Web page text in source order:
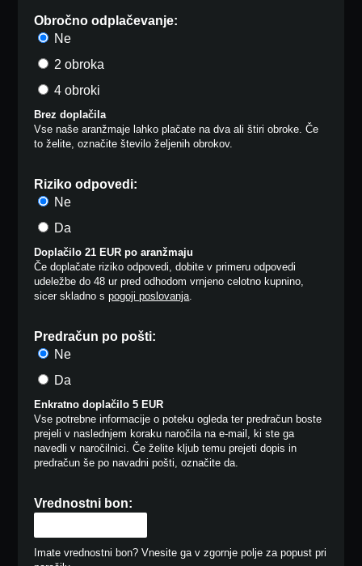
Obročno odplačevanje:
Ne
2 obroka
4 obroki
Brez doplačila
Vse naše aranžmaje lahko plačate na dva ali štiri obroke. Če
to želite, označite število željenih obrokov.
Riziko odpovedi:
Ne
Da
Doplačilo 21 EUR po aranžmaju
Če doplačate riziko odpovedi, dobite v primeru odpovedi
udeležbe do 48 ur pred odhodom vrnjeno celotno kupnino,
sicer skladno spogoji poslovanja.
Predračun po pošti:
Ne
Da
Enkratno doplačilo 5 EUR
Vse potrebne informacije o poteku ogleda ter predračun boste
prejeli v naslednjem koraku naročila na e-mail, ki ste ga
navedli v naročilnici. Če želite kljub temu prejeti dopis in
predračun še po navadni pošti, označite da.
Vrednostni bon:
Imate vrednostni bon? Vnesite ga v zgornje polje za popust pri